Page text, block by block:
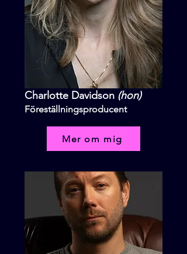
Charlotte Davidson (hon)
Föreställningsproducent
Mer om mig